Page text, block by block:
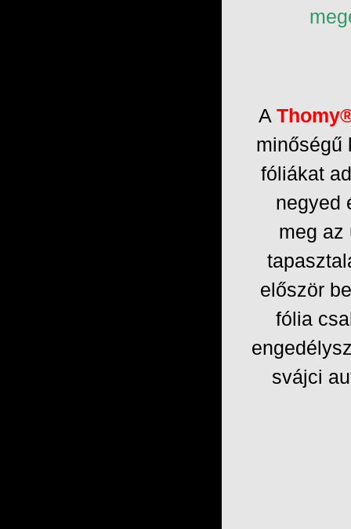
A Thomy
minőségű
fóliákat
negyed
meg az
először
fólia
svájci